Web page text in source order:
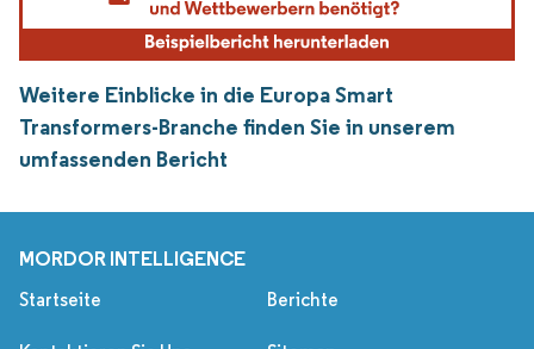
Weitere Einblicke in die Europa Smart
Transformers-Branche finden Sie in unserem
umfassenden Bericht
MORDOR INTELLIGENCE
Startseite Berichte